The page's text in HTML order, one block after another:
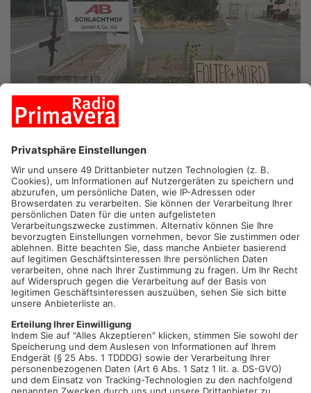
ASCHAFFENBURG.Der Schlachthof-Skandal wird nun doch im
Aschaffenburger Stadtrat besprochen. Das teilte
Oberbürgermeister Herzing heute mit.
Der OB hievte das Thema nachträglich auf die Tagesordnung,
nachdem mehrere Stadträte darauf gedrängt hatten. Ob bei der
Stadtratssitzung auch die Videos gezeigt werden, die die Soko
Tierschutz veröffentlicht hatte, steht noch nicht fest. Die
Tierschützer hatten behauptet, dass eine Amtstierärztin dabei
gewesen sei, als einem Tier bei lebendigem Leib die Augen
entnommen wurden. Aus dem veröffentlichen Videomaterial
ist dies allerdings nicht ersichtlich. Der Schlachthof ist
behördlich geschlossen. Ob und wann er wieder öffnen darf, ist
noch unklar.
Artikel teilen